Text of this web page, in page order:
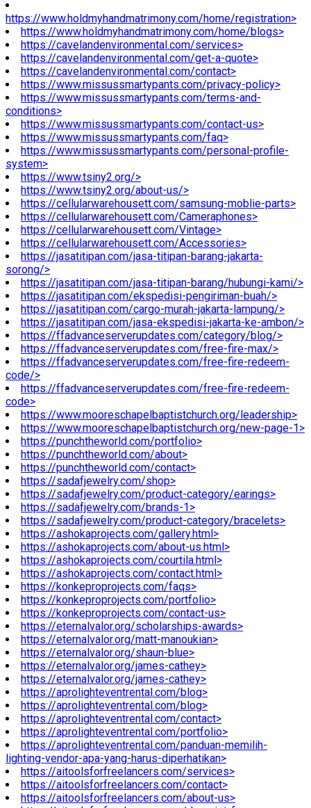
https://www.holdmyhandmatrimony.com/home/registration>
https://www.holdmyhandmatrimony.com/home/blogs>
https://cavelandenvironmental.com/services>
https://cavelandenvironmental.com/get-a-quote>
https://cavelandenvironmental.com/contact>
https://www.missussmartypants.com/privacy-policy>
https://www.missussmartypants.com/terms-and-
conditions>
https://www.missussmartypants.com/contact-us>
https://www.missussmartypants.com/faq>
https://www.missussmartypants.com/personal-profile-
system>
https://www.tsiny2.org/>
https://www.tsiny2.org/about-us/>
https://cellularwarehousett.com/samsung-moblie-parts>
https://cellularwarehousett.com/Cameraphones>
https://cellularwarehousett.com/Vintage>
https://cellularwarehousett.com/Accessories>
https://jasatitipan.com/jasa-titipan-barang-jakarta-
sorong/>
https://jasatitipan.com/jasa-titipan-barang/hubungi-kami/>
https://jasatitipan.com/ekspedisi-pengiriman-buah/>
https://jasatitipan.com/cargo-murah-jakarta-lampung/>
https://jasatitipan.com/jasa-ekspedisi-jakarta-ke-ambon/>
https://ffadvanceserverupdates.com/category/blog/>
https://ffadvanceserverupdates.com/free-fire-max/>
https://ffadvanceserverupdates.com/free-fire-redeem-
code/>
https://ffadvanceserverupdates.com/free-fire-redeem-
code>
https://www.mooreschapelbaptistchurch.org/leadership>
https://www.mooreschapelbaptistchurch.org/new-page-1>
https://punchtheworld.com/portfolio>
https://punchtheworld.com/about>
https://punchtheworld.com/contact>
https://sadafjewelry.com/shop>
https://sadafjewelry.com/product-category/earings>
https://sadafjewelry.com/brands-1>
https://sadafjewelry.com/product-category/bracelets>
https://ashokaprojects.com/gallery.html>
https://ashokaprojects.com/about-us.html>
https://ashokaprojects.com/courtila.html>
https://ashokaprojects.com/contact.html>
https://konkeproprojects.com/faqs>
https://konkeproprojects.com/portfolio>
https://konkeproprojects.com/contact-us>
https://eternalvalor.org/scholarships-awards>
https://eternalvalor.org/matt-manoukian>
https://eternalvalor.org/shaun-blue>
https://eternalvalor.org/james-cathey>
https://eternalvalor.org/james-cathey>
https://aprolighteventrental.com/blog>
https://aprolighteventrental.com/blog>
https://aprolighteventrental.com/contact>
https://aprolighteventrental.com/portfolio>
https://aprolighteventrental.com/panduan-memilih-
lighting-vendor-apa-yang-harus-diperhatikan>
https://aitoolsforfreelancers.com/services>
https://aitoolsforfreelancers.com/contact>
https://aitoolsforfreelancers.com/about-us>